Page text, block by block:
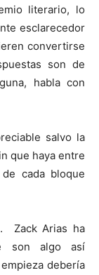
literario, lo
esclarecedor
convertirse
son de
habla con
salvo la
que haya entre
cada bloque
Zack Arias ha
son algo así
debería